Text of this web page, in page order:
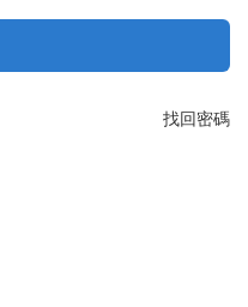
找回密碼